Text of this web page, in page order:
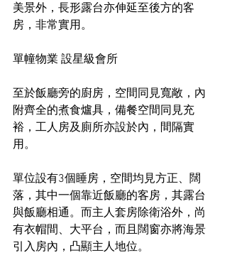
美景外，長形露台亦伸延至後方的客
房，非常實用。
單幢物業 設星級會所
至於飯廳旁的廚房，空間同見寬敞，內
附齊全的煮食爐具，備餐空間同見充
裕，工人房及廁所亦設於內，間隔實
用。
單位設有3個睡房，空間均見方正、闊
落，其中一個靠近飯廳的客房，其露台
與飯廳相通。而主人套房除衛浴外，尚
有衣帽間、大平台，而且闊窗亦將海景
引入房內，凸顯主人地位。